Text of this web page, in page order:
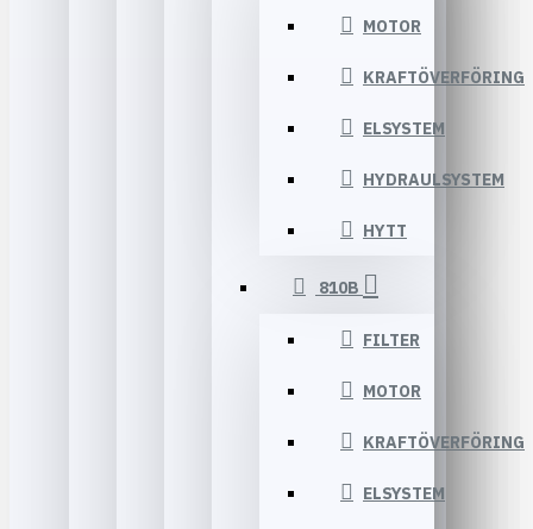
MOTOR
KRAFTÖVERFÖRING
ELSYSTEM
HYDRAULSYSTEM
HYTT
810B
FILTER
MOTOR
KRAFTÖVERFÖRING
ELSYSTEM